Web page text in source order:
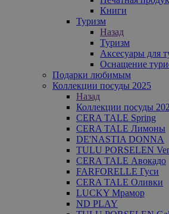
Книги
Туризм
Назад
Туризм
Аксесуары для
Оснащение
Подарки любимым
Коллекции посуды 2025
Назад
Коллекции посуды
CERA TALE Spring
CERA TALE Лимоны
DE'NASTIA DONNA
TULU PORSELEN
CERA TALE Авокадо
FARFORELLE Гуси
CERA TALE Оливки
LUCKY Мрамор
ND PLAY